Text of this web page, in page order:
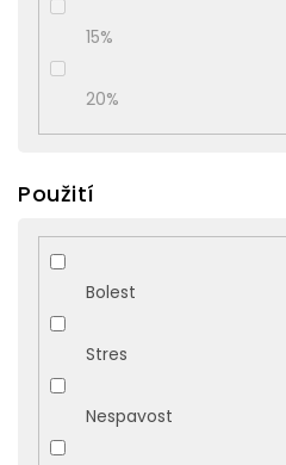
15%
20%
Použití
Bolest
Stres
Nespavost